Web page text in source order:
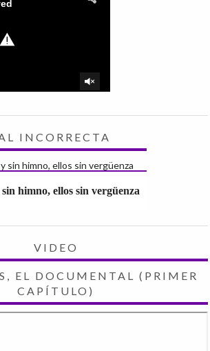
INCORRECTA
himno, ellos sin vergüenza
VIDEO
EL DOCUMENTAL (PRIMER
CAPÍTULO)